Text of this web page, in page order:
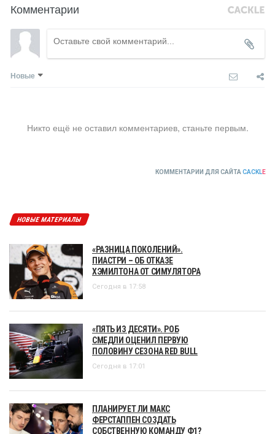
Комментарии
Новые
Никто ещё не оставил комментариев, станьте первым.
КОММЕНТАРИИ ДЛЯ САЙТА CACKLE
НОВЫЕ МАТЕРИАЛЫ
«РАЗНИЦА ПОКОЛЕНИЙ».
ПИАСТРИ – ОБ ОТКАЗЕ
ХЭМИЛТОНА ОТ СИМУЛЯТОРА
Сегодня в 17:58
«ПЯТЬ ИЗ ДЕСЯТИ». РОБ
СМЕДЛИ ОЦЕНИЛ ПЕРВУЮ
ПОЛОВИНУ СЕЗОНА RED BULL
Сегодня в 17:01
ПЛАНИРУЕТ ЛИ МАКС
ФЕРСТАППЕН СОЗДАТЬ
СОБСТВЕННУЮ КОМАНДУ Ф1?